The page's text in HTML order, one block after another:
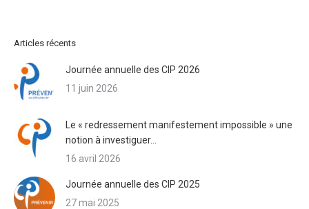
Articles récents
Journée annuelle des CIP 2026
11 juin 2026
Le « redressement manifestement impossible » une
notion à investiguer…
16 avril 2026
Journée annuelle des CIP 2025
27 mai 2025